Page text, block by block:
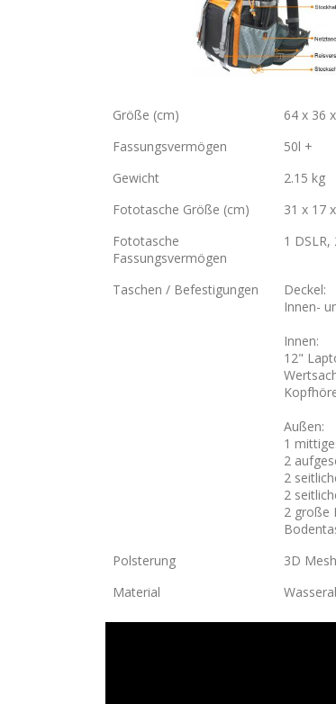
Größe (cm)
64 x 36
Fassungsvermögen
50l +
Gewicht
2.15 kg
Fototasche Größe (cm)
31 x 17
Fototasche
Fassungsvermögen
1
Taschen / Befestigungen
Deckel:
Innen-
Innen:
12"
Außen:
1
2
2
2
2 große
Polsterung
3D
Material